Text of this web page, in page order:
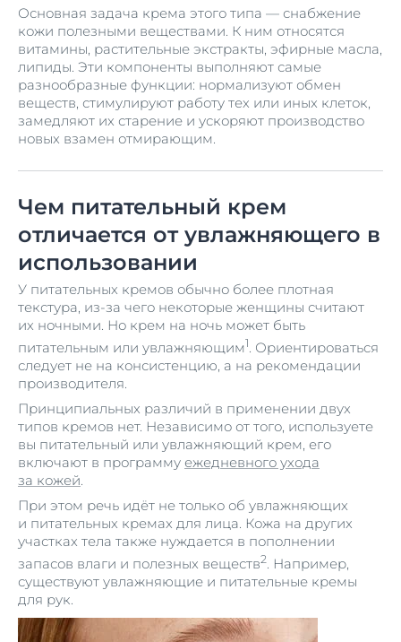
Основная задача крема этого типа — снабжение
кожи полезными веществами. К ним относятся
витамины, растительные экстракты, эфирные масла,
липиды. Эти компоненты выполняют самые
разнообразные функции: нормализуют обмен
веществ, стимулируют работу тех или иных клеток,
замедляют их старение и ускоряют производство
новых взамен отмирающим.
Чем питательный крем
отличается от увлажняющего в
использовании
У питательных кремов обычно более плотная
текстура, из-за чего некоторые женщины считают
их ночными. Но крем на ночь может быть
питательным или увлажняющим1. Ориентироваться
следует не на консистенцию, а на рекомендации
производителя.
Принципиальных различий в применении двух
типов кремов нет. Независимо от того, используете
вы питательный или увлажняющий крем, его
включают в программу ежедневного ухода
за кожей.
При этом речь идёт не только об увлажняющих
и питательных кремах для лица. Кожа на других
участках тела также нуждается в пополнении
запасов влаги и полезных веществ2. Например,
существуют увлажняющие и питательные кремы
для рук.